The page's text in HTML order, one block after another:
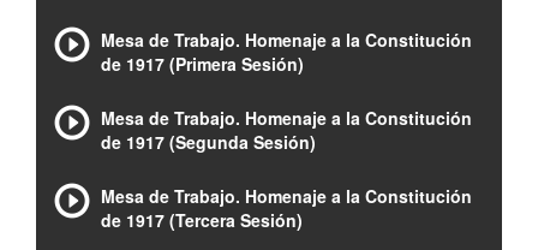
Mesa de Trabajo. Homenaje a la Constitución
de 1917 (Primera Sesión)
Mesa de Trabajo. Homenaje a la Constitución
de 1917 (Segunda Sesión)
Mesa de Trabajo. Homenaje a la Constitución
de 1917 (Tercera Sesión)